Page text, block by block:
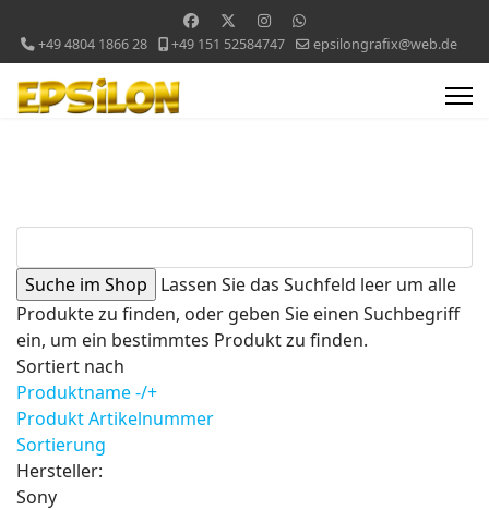
+49 4804 1866 28 +49 151 52584747 epsilongrafix@web.de
Lassen Sie das Suchfeld leer um alle
Produkte zu finden, oder geben Sie einen Suchbegriff
ein, um ein bestimmtes Produkt zu finden.
Sortiert nach
Produktname -/+
Produkt Artikelnummer
Sortierung
Hersteller:
Sony